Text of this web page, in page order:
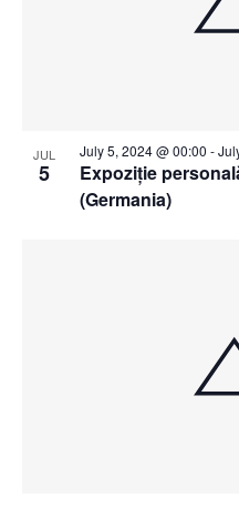
JUL
5
Expoziție
(Germania)
July 5, 2024 @ 00:00 -